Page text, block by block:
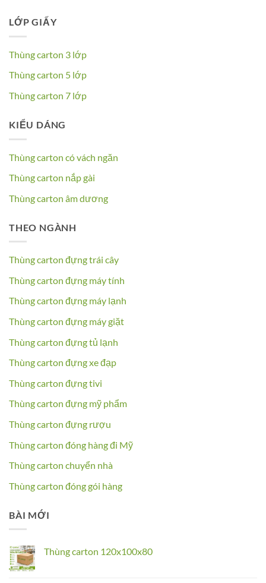
LỚP GIẤY
Thùng carton 3 lớp
Thùng carton 5 lớp
Thùng carton 7 lớp
KIỂU DÁNG
Thùng carton có vách ngăn
Thùng carton nắp gài
Thùng carton âm dương
THEO NGÀNH
Thùng carton đựng trái cây
Thùng carton đựng máy tính
Thùng carton đựng máy lạnh
Thùng carton đựng máy giặt
Thùng carton đựng tủ lạnh
Thùng carton đựng xe đạp
Thùng carton đựng tivi
Thùng carton đựng mỹ phẩm
Thùng carton đựng rượu
Thùng carton đóng hàng đi Mỹ
Thùng carton chuyển nhà
Thùng carton đóng gói hàng
BÀI MỚI
Thùng carton 120x100x80